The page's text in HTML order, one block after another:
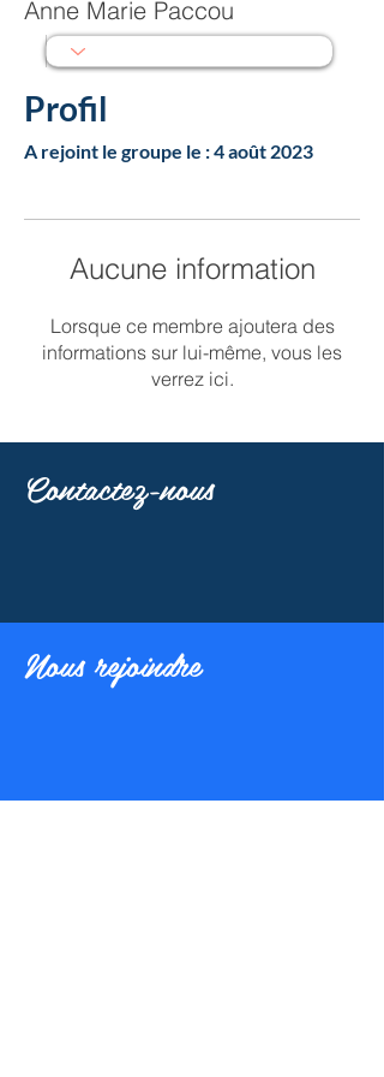
Anne Marie Paccou
Profil
A rejoint le groupe le : 4 août 2023
Aucune information
Lorsque ce membre ajoutera des
informations sur lui-même, vous les
verrez ici.
Contactez-nous
Nous rejoindre